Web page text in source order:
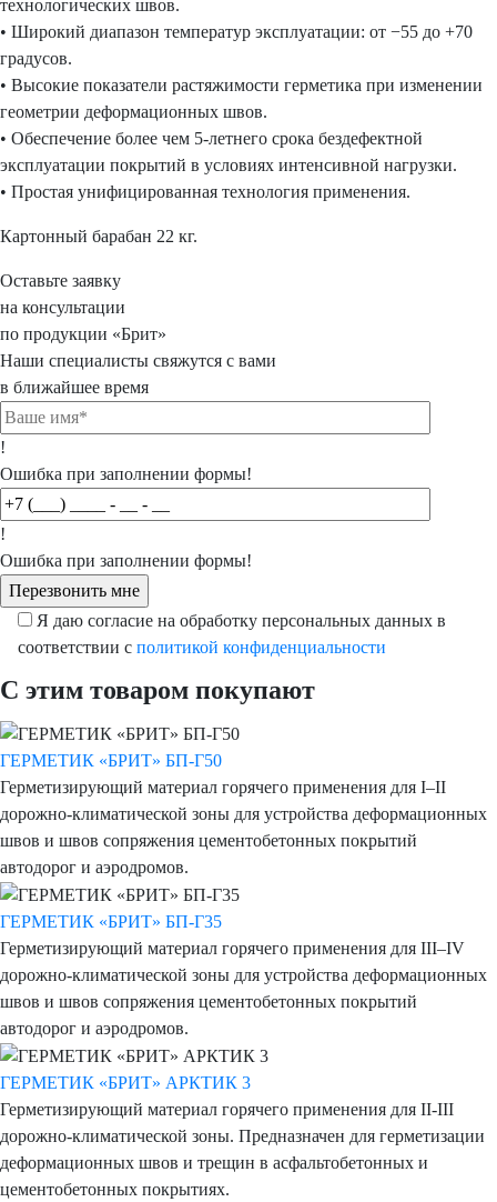
технологических швов.
• Широкий диапазон температур эксплуатации: от −55 до +70
градусов.
• Высокие показатели растяжимости герметика при изменении
геометрии деформационных швов.
• Обеспечение более чем 5-летнего срока бездефектной
эксплуатации покрытий в условиях интенсивной нагрузки.
• Простая унифицированная технология применения.
Картонный барабан 22 кг.
Оставьте заявку
на консультации
по продукции «Брит»
Наши специалисты свяжутся с вами
в ближайшее время
!
Ошибка при заполнении формы!
!
Ошибка при заполнении формы!
Я даю согласие на обработку персональных данных в
соответствии с политикой конфиденциальности
С этим товаром покупают
ГЕРМЕТИК «БРИТ» БП-Г50
Герметизирующий материал горячего применения для I–II
дорожно-климатической зоны для устройства деформационных
швов и швов сопряжения цементобетонных покрытий
автодорог и аэродромов.
ГЕРМЕТИК «БРИТ» БП-Г35
Герметизирующий материал горячего применения для III–IV
дорожно-климатической зоны для устройства деформационных
швов и швов сопряжения цементобетонных покрытий
автодорог и аэродромов.
ГЕРМЕТИК «БРИТ» АРКТИК 3
Герметизирующий материал горячего применения для II-III
дорожно-климатической зоны. Предназначен для герметизации
деформационных швов и трещин в асфальтобетонных и
цементобетонных покрытиях.